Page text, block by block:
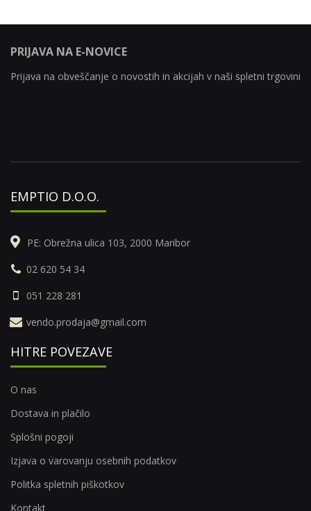
PRIJAVA NA E-NOVICE
Prijava na obveščanje o novostih in akcijah v naši spletni trgovini
EMPTIO D.O.O.
PE: Obrežna ulica 103, 2000 Maribor
02 620 54 34
051 228 281
vendo.prodaja@gmail.com
HITRE POVEZAVE
O nas
Dostava in plačilo
Splošni pogoji
Izjava o varovanju osebnih podatkov
Politka spletnih piškotkov
Kontakt